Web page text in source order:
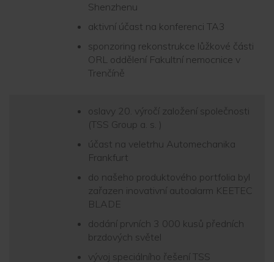
Shenzhenu
aktivní účast na konferenci TA3
sponzoring rekonstrukce lůžkové části
ORL oddělení Fakultní nemocnice v
Trenčíně
oslavy 20. výročí založení společnosti
(TSS Group a. s. )
účast na veletrhu Automechanika
Frankfurt
do našeho produktového portfolia byl
zařazen inovativní autoalarm KEETEC
BLADE
dodání prvních 3 000 kusů předních
brzdových světel
vývoj speciálního řešení TSS